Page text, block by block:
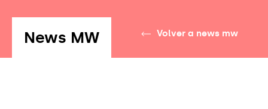
Volver a news mw
News MW